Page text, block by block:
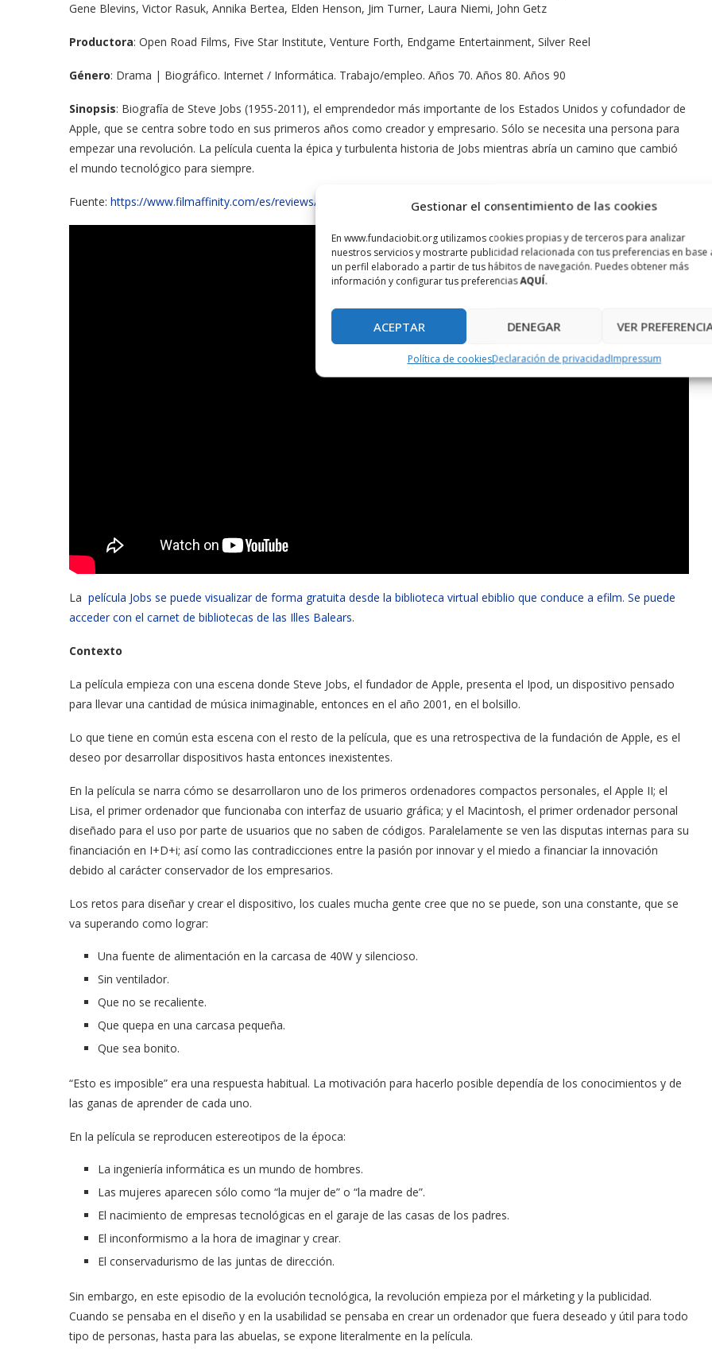
Gestionar el consentimiento de las cookies
En www.fundaciobit.org utilizamos cookies propias y de terceros para analizar
nuestros servicios y mostrarte publicidad relacionada con tus preferencias en base
un perfil elaborado a partir de tus hábitos de navegación. Puedes obtener más
información y configurar tus preferenciasAQUÍ.
ACEPTAR DENEGAR VER
Política de cookiesDeclaración de privacidadImpressum
Gene Blevins, Victor Rasuk, Annika Bertea, Elden Henson, Jim Turner, Laura Niemi, John Getz
Productora: Open Road Films, Five Star Institute, Venture Forth, Endgame Entertainment, Silver Reel
Género: Drama | Biográfico. Internet / Informática. Trabajo/empleo. Años 70. Años 80. Años 90
Sinopsis: Biografía de Steve Jobs (1955-2011), el emprendedor más importante de los Estados Unidos y cofundador de
Apple, que se centra sobre todo en sus primeros años como creador y empresario. Sólo se necesita una persona para
empezar una revolución. La película cuenta la épica y turbulenta historia de Jobs mientras abría un camino que cambió
el mundo tecnológico para siempre.
Fuente: https://www.filmaffinity.com/es/reviews/1/601423.html
La película Jobs se puede visualizar de forma gratuita desde la biblioteca virtual ebiblio que conduce a efilm. Se puede
acceder con el carnet de bibliotecas de las Illes Balears.
Contexto
La película empieza con una escena donde Steve Jobs, el fundador de Apple, presenta el Ipod, un dispositivo pensado
para llevar una cantidad de música inimaginable, entonces en el año 2001, en el bolsillo.
Lo que tiene en común esta escena con el resto de la película, que es una retrospectiva de la fundación de Apple, es el
deseo por desarrollar dispositivos hasta entonces inexistentes.
En la película se narra cómo se desarrollaron uno de los primeros ordenadores compactos personales, el Apple II; el
Lisa, el primer ordenador que funcionaba con interfaz de usuario gráfica; y el Macintosh, el primer ordenador personal
diseñado para el uso por parte de usuarios que no saben de códigos. Paralelamente se ven las disputas internas para su
financiación en I+D+i; así como las contradicciones entre la pasión por innovar y el miedo a financiar la innovación
debido al carácter conservador de los empresarios.
Los retos para diseñar y crear el dispositivo, los cuales mucha gente cree que no se puede, son una constante, que se
va superando como lograr:
Una fuente de alimentación en la carcasa de 40W y silencioso.
Sin ventilador.
Que no se recaliente.
Que quepa en una carcasa pequeña.
Que sea bonito.
“Esto es imposible” era una respuesta habitual. La motivación para hacerlo posible dependía de los conocimientos y de
las ganas de aprender de cada uno.
En la película se reproducen estereotipos de la época:
La ingeniería informática es un mundo de hombres.
Las mujeres aparecen sólo como “la mujer de” o “la madre de”.
El nacimiento de empresas tecnológicas en el garaje de las casas de los padres.
El inconformismo a la hora de imaginar y crear.
El conservadurismo de las juntas de dirección.
Sin embargo, en este episodio de la evolución tecnológica, la revolución empieza por el márketing y la publicidad.
Cuando se pensaba en el diseño y en la usabilidad se pensaba en crear un ordenador que fuera deseado y útil para todo
tipo de personas, hasta para las abuelas, se expone literalmente en la película.